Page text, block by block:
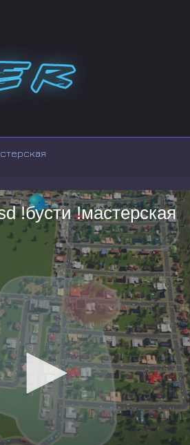
!бусти !мастерская